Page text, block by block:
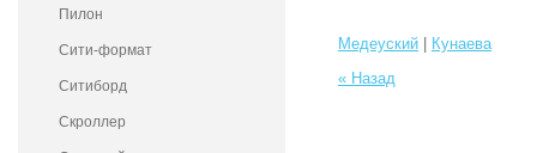
Пилон
Сити-формат
Ситиборд
Скроллер
Медеуский
Кунаева
« Назад